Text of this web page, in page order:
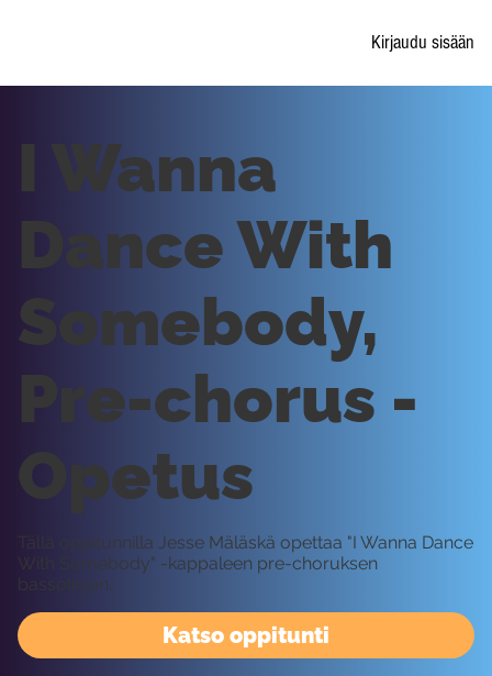
Kirjaudu sisään
Katso oppitunti
I Wanna
Dance With
Somebody,
Pre-chorus -
Opetus
Tällä oppitunnilla Jesse Mäläskä opettaa "I Wanna Dance
With Somebody" -kappaleen pre-choruksen
bassolinjan.